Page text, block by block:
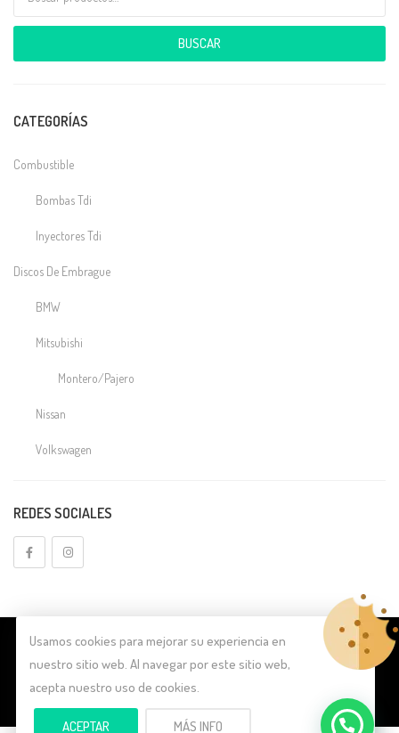
BUSCAR
CATEGORÍAS
Combustible
Bombas Tdi
Inyectores Tdi
Discos De Embrague
BMW
Mitsubishi
Montero/Pajero
Nissan
Volkswagen
TDI
Embragues
A3
REDES SOCIALES
© Copyright 2026 Lema Forged
. Todos los derechos reservados.
Política de Privacidad
Aviso Legal
Usamos cookies para mejorar su experiencia en
nuestro sitio web. Al navegar por este sitio web,
acepta nuestro uso de cookies.
ACEPTAR MÁS INFO